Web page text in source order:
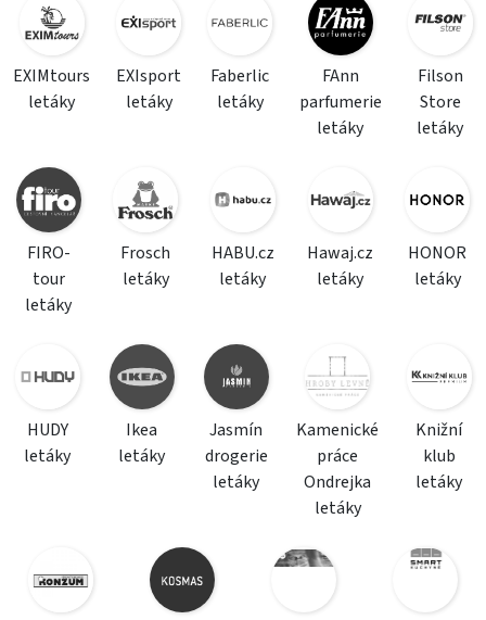
EXIMtours
letáky
EXIsport
letáky
Faberlic
letáky
FAnn
parfumerie
letáky
Filson
Store
letáky
FIRO-
tour
letáky
Frosch
letáky
HABU.cz
letáky
Hawaj.cz
letáky
HONOR
letáky
HUDY
letáky
Ikea
letáky
Jasmín
drogerie
letáky
Kamenické
práce
Ondrejka
letáky
Knižní
klub
letáky